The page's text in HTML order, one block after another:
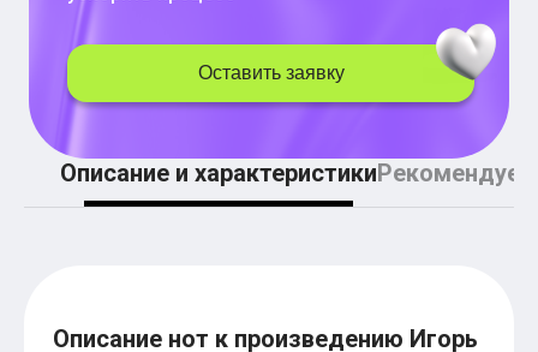
Легкие аккорды (простые песни)
Аккорды со словами (вокал)
BEARWOLF
Мари Краймбрери
Комната культуры
XOLIDAYBOY
Сергей Лазарев
Оставить заявку
Описание и характеристикиРекомендуем
Описание нот к произведению Игорь